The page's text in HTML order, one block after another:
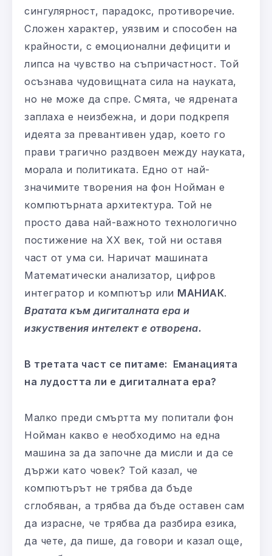
сингулярност, парадокс, противоречие.
Сложен характер, уязвим и способен на
крайности, с емоционални дефицити и
липса на чувство на съпричастност. Той
осъзнава чудовищната сила на науката,
но не може да спре. Смята, че ядрената
заплаха е неизбежна, и дори подкрепя
идеята за превантивен удар, което го
прави трагично раздвоен между науката,
морала и политиката. Едно от най-
значимите творения на фон Нойман е
компютърната архитектура. Той не
просто дава най-важното технологично
постижение на ХХ век, той ни оставя
част от ума си. Наричат машината
Математически анализатор, цифров
интегратор и компютър или МАНИАК.
Вратата към дигиталната ера и
изкуствения интелект е отворена.
В третата част се питаме: Еманацията
на лудостта ли е дигиталната ера?
Малко преди смъртта му попитали фон
Нойман какво е необходимо на една
машина за да започне да мисли и да се
държи като човек? Той казал, че
компютърът не трябва да бъде
сглобяван, а трябва да бъде оставен сам
да израсне, че трябва да разбира езика,
да чете, да пише, да говори и казал още,